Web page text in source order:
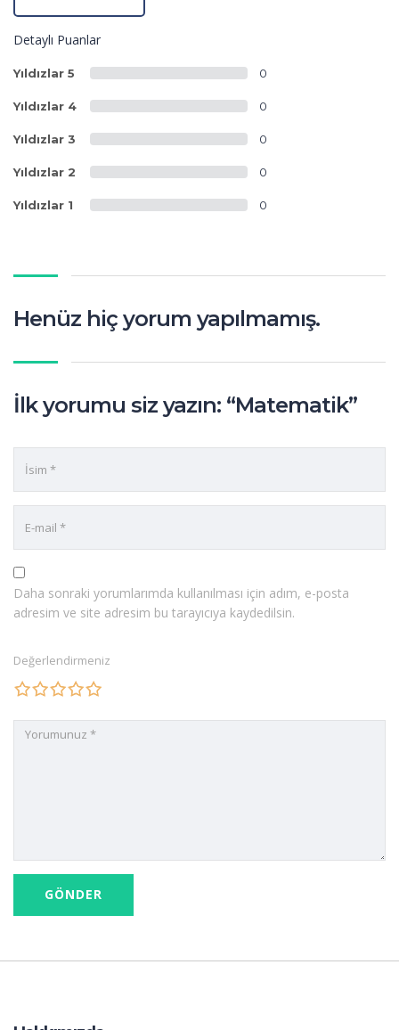
Detaylı Puanlar
Yıldızlar 5 0
Yıldızlar 4 0
Yıldızlar 3 0
Yıldızlar 2 0
Yıldızlar 1 0
Henüz hiç yorum yapılmamış.
İlk yorumu siz yazın: “Matematik”
Daha sonraki yorumlarımda kullanılması için adım, e-posta
adresim ve site adresim bu tarayıcıya kaydedilsin.
Değerlendirmeniz